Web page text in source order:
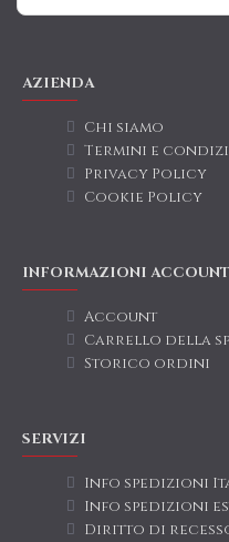
AZIENDA
Chi siamo
Termini e
Privacy Policy
Cookie Policy
INFORMAZIONI ACCOUNT
Account
Carrello della
Storico ordini
SERVIZI
Info spedizioni
Info spedizioni
Diritto di